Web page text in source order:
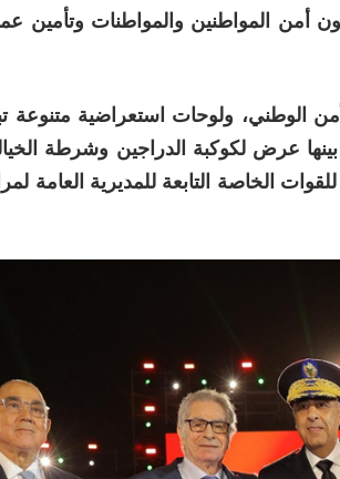
أمن المواطنين والمواطنات وتأمين
الوطني، ولوحات استعراضية متنوعة
عرض لكوكبة الدراجين وشرطة
الخاصة التابعة للمديرية العامة